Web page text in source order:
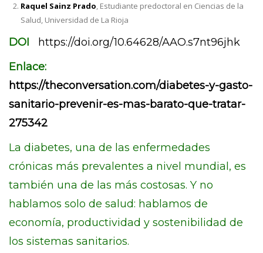
Raquel Sainz Prado, Estudiante predoctoral en Ciencias de la
Salud, Universidad de La Rioja
DOI
https://doi.org/10.64628/AAO.s7nt96jhk
Enlace:
https://theconversation.com/diabetes-y-gasto-
sanitario-prevenir-es-mas-barato-que-tratar-
275342
La diabetes, una de las enfermedades
crónicas más prevalentes a nivel mundial, es
también una de las más costosas. Y no
hablamos solo de salud: hablamos de
economía, productividad y sostenibilidad de
los sistemas sanitarios.